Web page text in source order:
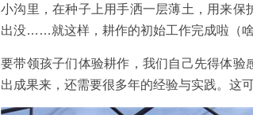
小沟里，在种子上用手洒一层薄土，用来
出没……就这样，耕作的初始工作完成啦（啥
要带领孩子们体验耕作，我们自己先得体
出成果来，还需要很多年的经验与实践。这